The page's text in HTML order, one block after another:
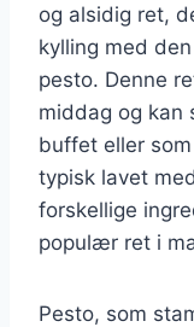
og alsidig ret,
kylling med
pesto. Denne
middag og kan
buffet eller
typisk lavet
forskellige
populær ret i
Pesto, som